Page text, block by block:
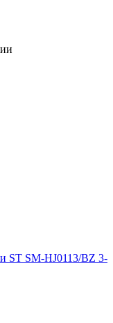
ST SM-HJ0113/BZ 3-